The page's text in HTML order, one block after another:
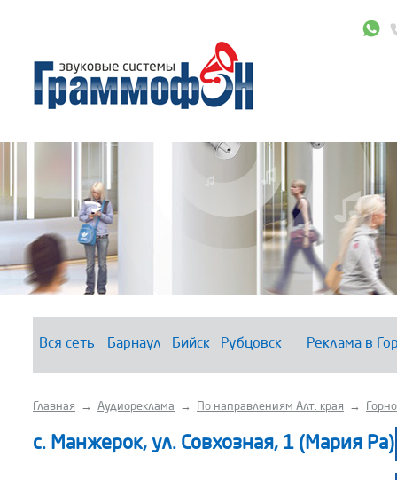
Вся сеть Барнаул Бийск Рубцовск Реклама в
Главная → Аудиореклама → По направлениям Алт. края →
с. Манжерок, ул. Совхозная, 1 (Мария Ра)